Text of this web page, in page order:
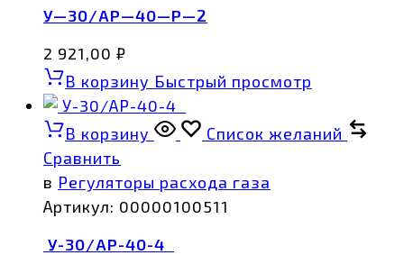
У—30/АР—40—Р—2
2 921,00 ₽
В корзину Быстрый просмотр
В корзину
Список желаний
Сравнить
в Регуляторы расхода газа
Артикул: 00000100511
У-30/АР-40-4